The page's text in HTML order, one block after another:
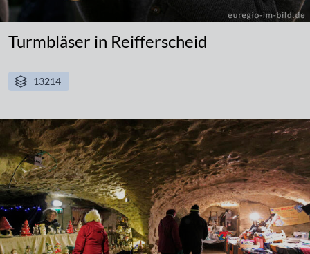
Turmbläser in Reifferscheid
13214